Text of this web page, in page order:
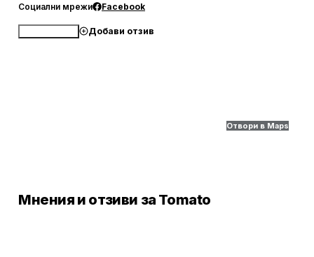
Социални мрежи Facebook
Добави отзив
Отвори в Maps
Мнения и отзиви за Tomato